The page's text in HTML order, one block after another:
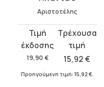
Αριστοτέλης
19,90 €
Original
price
was:
19,90 €.
15,92€
τρέχουσα
τιμή
είναι:
Προηγούμενη τιμή: 15,92 €.